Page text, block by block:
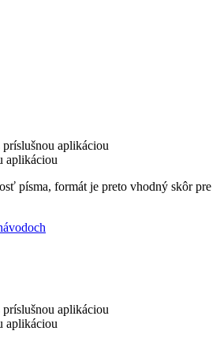
aplikáciou
aplikáciou
písma, formát je preto vhodný skôr pre
aplikáciou
aplikáciou